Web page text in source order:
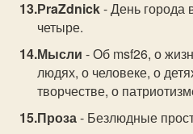
РraZdnick- День города
четыре.
Мысли - Об msf26, о
людях, о человеке, о
творчестве, о
Проза- Безлюдные